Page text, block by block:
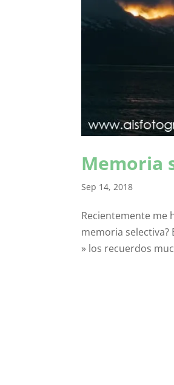
Memoria
Sep 14, 2018
Recientemente me
memoria
» los recuerdos